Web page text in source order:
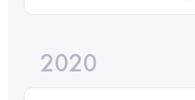
2020